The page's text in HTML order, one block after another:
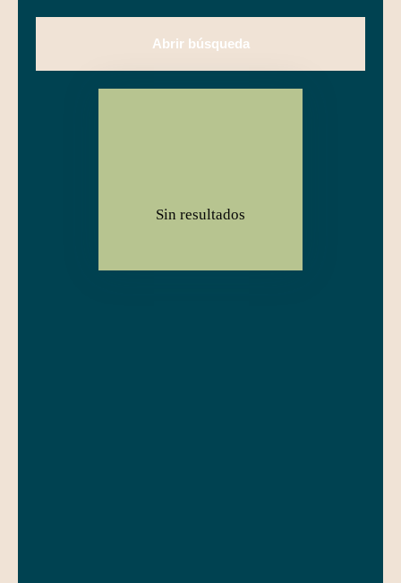
Abrir búsqueda
Sin resultados